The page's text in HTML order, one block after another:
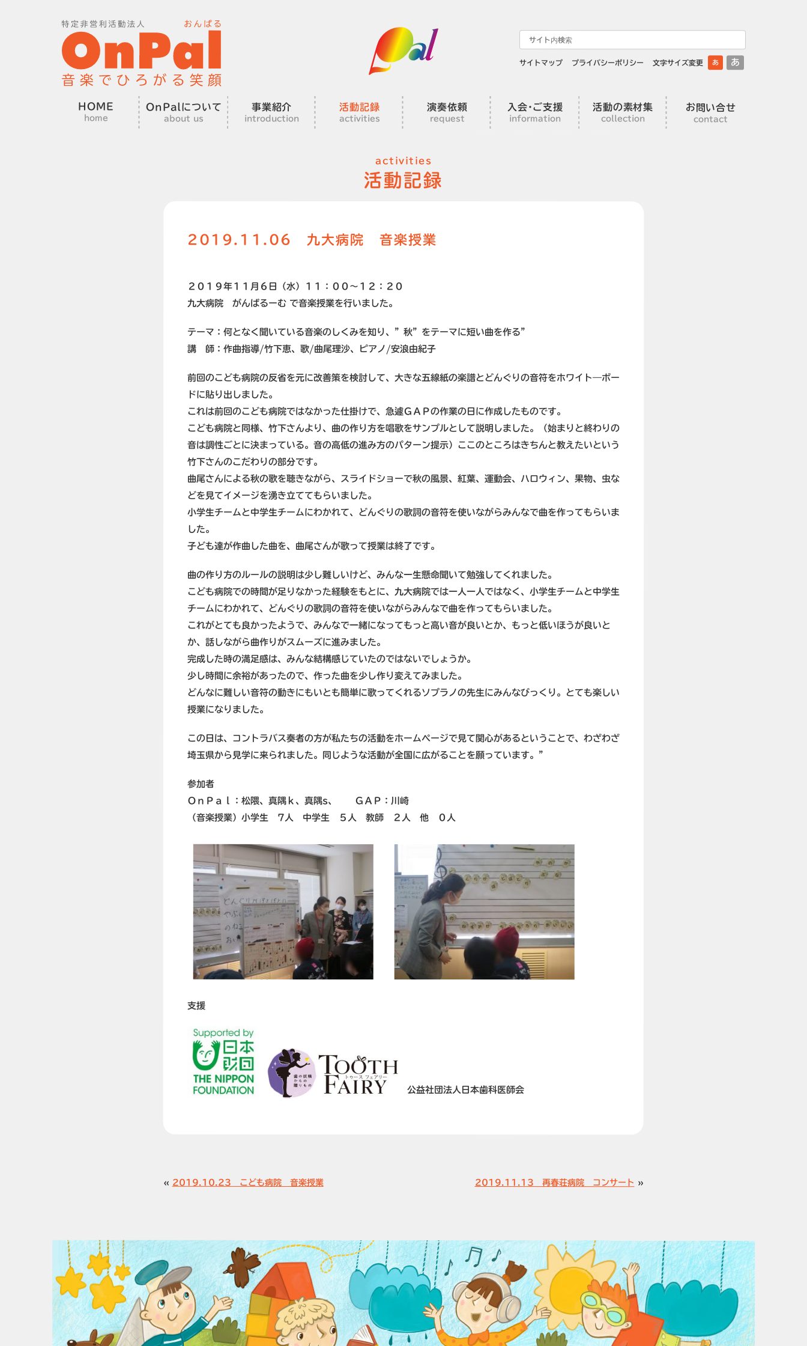
サイトマップ プライバシーポリシー 文字サイズ変更 あ あ
HOME
home
OnPalについて
about us
事業紹介
introduction
活動記録
activities
演奏依頼
request
入会･ご支援
information
活動の素材集
collection
お問い合せ
contact
activities
活動記録
2019.11.06 九大病院 音楽授業
２０１９年１１月６日（水）１１：００～１２：２０
九大病院 がんばるーむ で音楽授業を行いました。
テーマ：何となく聞いている音楽のしくみを知り、”秋”をテーマに短い曲を作る”
講 師：作曲指導/竹下恵、歌/曲尾理沙、ピアノ/安浪由紀子
前回のこども病院の反省を元に改善策を検討して、大きな五線紙の楽譜とどんぐりの音符をホワイト―ボー
ドに貼り出しました。
これは前回のこども病院ではなかった仕掛けで、急遽ＧＡＰの作業の日に作成したものです。
こども病院と同様、竹下さんより、曲の作り方を唱歌をサンプルとして説明しました。（始まりと終わりの
音は調性ごとに決まっている。音の高低の進み方のパターン提示）ここのところはきちんと教えたいという
竹下さんのこだわりの部分です。
曲尾さんによる秋の歌を聴きながら、スライドショーで秋の風景、紅葉、運動会、ハロウィン、果物、虫な
どを見てイメージを湧き立ててもらいました。
小学生チームと中学生チームにわかれて、どんぐりの歌詞の音符を使いながらみんなで曲を作ってもらいま
した。
子ども達が作曲した曲を、曲尾さんが歌って授業は終了です。
曲の作り方のルールの説明は少し難しいけど、みんな一生懸命聞いて勉強してくれました。
こども病院での時間が足りなかった経験をもとに、九大病院では一人一人ではなく、小学生チームと中学生
チームにわかれて、どんぐりの歌詞の音符を使いながらみんなで曲を作ってもらいました。
これがとても良かったようで、みんなで一緒になってもっと高い音が良いとか、もっと低いほうが良いと
か、話しながら曲作りがスムーズに進みました。
完成した時の満足感は、みんな結構感じていたのではないでしょうか。
少し時間に余裕があったので、作った曲を少し作り変えてみました。
どんなに難しい音符の動きにもいとも簡単に歌ってくれるソプラノの先生にみんなびっくり。とても楽しい
授業になりました。
この日は、コントラバス奏者の方が私たちの活動をホームページで見て関心があるということで、わざわざ
埼玉県から見学に来られました。同じような活動が全国に広がることを願っています。”
参加者
ＯｎＰａｌ：松隈、真隅ｋ、真隅s、 ＧＡＰ：川崎
（音楽授業）小学生 7人 中学生 ５人 教師 ２人 他 ０人
支援
公益社団法人日本歯科医師会
« 2019.10.23 こども病院 音楽授業 2019.11.13 再春荘病院 コンサート »